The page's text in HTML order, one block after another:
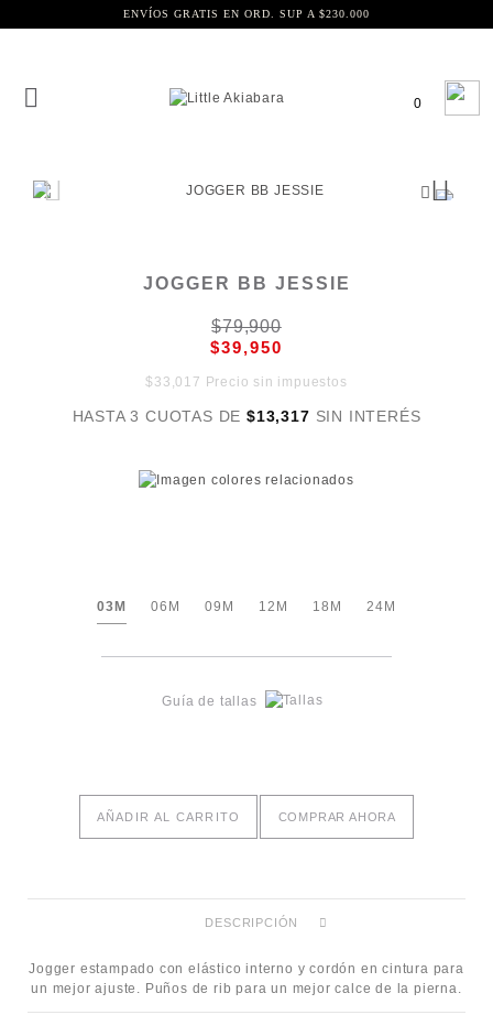
ENVÍOS GRATIS EN ORD. SUP A $230.000
0
JOGGER BB JESSIE
$79,900
$39,950
$33,017 Precio sin impuestos
HASTA 3 CUOTAS DE$13,317 SIN INTERÉS
03M 06M 09M 12M 18M 24M
Guía de tallas
AÑADIR AL CARRITO COMPRAR AHORA
DESCRIPCIÓN
Jogger estampado con elástico interno y cordón en cintura para
un mejor ajuste. Puños de rib para un mejor calce de la pierna.